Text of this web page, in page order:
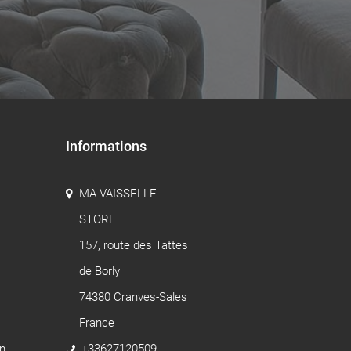
Informations
MA VAISSELLE
STORE
157, route des Tattes
de Borly
74380 Cranves-Sales
France